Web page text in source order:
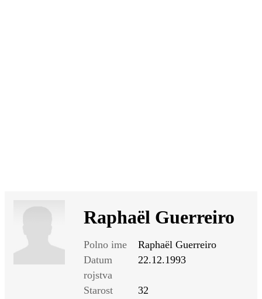
Raphaël Guerreiro
Polno ime
Raphaël Guerreiro
Datum
rojstva
22.12.1993
Starost
32